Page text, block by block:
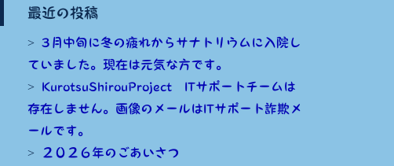
最近の投稿
3月中旬に冬の疲れからサナトリウムに入院し
ていました。現在は元気な方です。
KurotsuShirouProject ITサポートチームは
存在しません。画像のメールはITサポート詐欺メ
ールです。
２０２６年のごあいさつ